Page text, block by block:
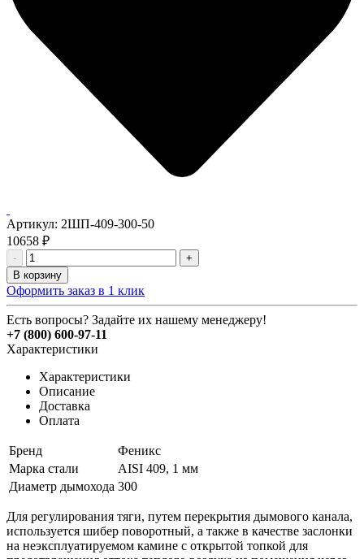
Артикул: 2ШП-409-300-50
10658 ₽
-
+
В корзину
Оформить заказ в 1 клик
Есть вопросы? Задайте их нашему менеджеру!
+7 (800) 600-97-11
Характеристики
Характеристики
Описание
Доставка
Оплата
Бренд
Феникс
Марка стали
AISI 409, 1 мм
Диаметр дымохода 300
Для регулирования тяги, путем перекрытия дымового канала,
используется шибер поворотный, а также в качестве заслонки
на неэксплуатируемом камине с открытой топкой для